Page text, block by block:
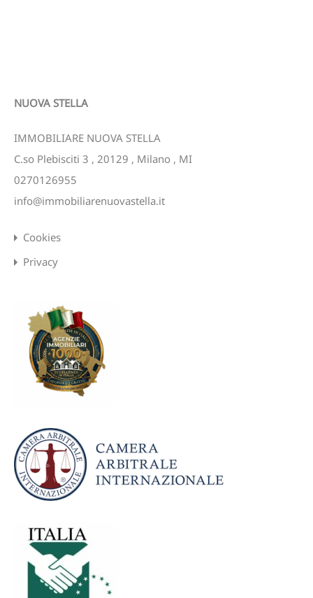
NUOVA STELLA
IMMOBILIARE NUOVA STELLA
C.so Plebisciti 3 , 20129 , Milano , MI
0270126955
info@immobiliarenuovastella.it
Cookies
Privacy